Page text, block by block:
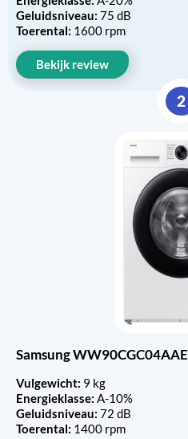
Geluidsniveau: 75 dB
Toerental: 1600 rpm
Bekijk review
2
Samsung WW90CGC04AAE
Vulgewicht: 9 kg
Energieklasse: A-10%
Geluidsniveau: 72 dB
Toerental: 1400 rpm